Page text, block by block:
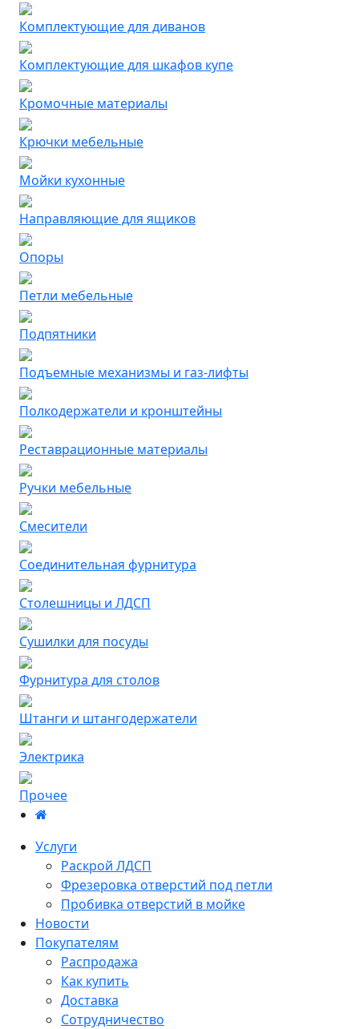
Комплектующие для диванов
Комплектующие для шкафов купе
Кромочные материалы
Крючки мебельные
Мойки кухонные
Направляющие для ящиков
Опоры
Петли мебельные
Подпятники
Подъемные механизмы и газ-лифты
Полкодержатели и кронштейны
Реставрационные материалы
Ручки мебельные
Смесители
Соединительная фурнитура
Столешницы и ЛДСП
Сушилки для посуды
Фурнитура для столов
Штанги и штангодержатели
Электрика
Прочее
Услуги
Раскрой ЛДСП
Фрезеровка отверстий под петли
Пробивка отверстий в мойке
Новости
Покупателям
Распродажа
Как купить
Доставка
Сотрудничество